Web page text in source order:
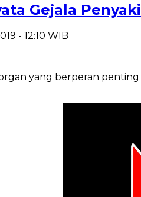
Gejala
- 12:10 WIB
yang berperan